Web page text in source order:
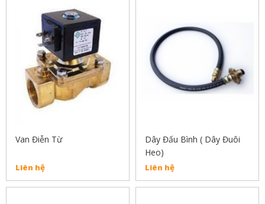
Van Điễn Từ
Liên hệ
Dây Đấu Bình ( Dây Đuôi
Heo)
Liên hệ